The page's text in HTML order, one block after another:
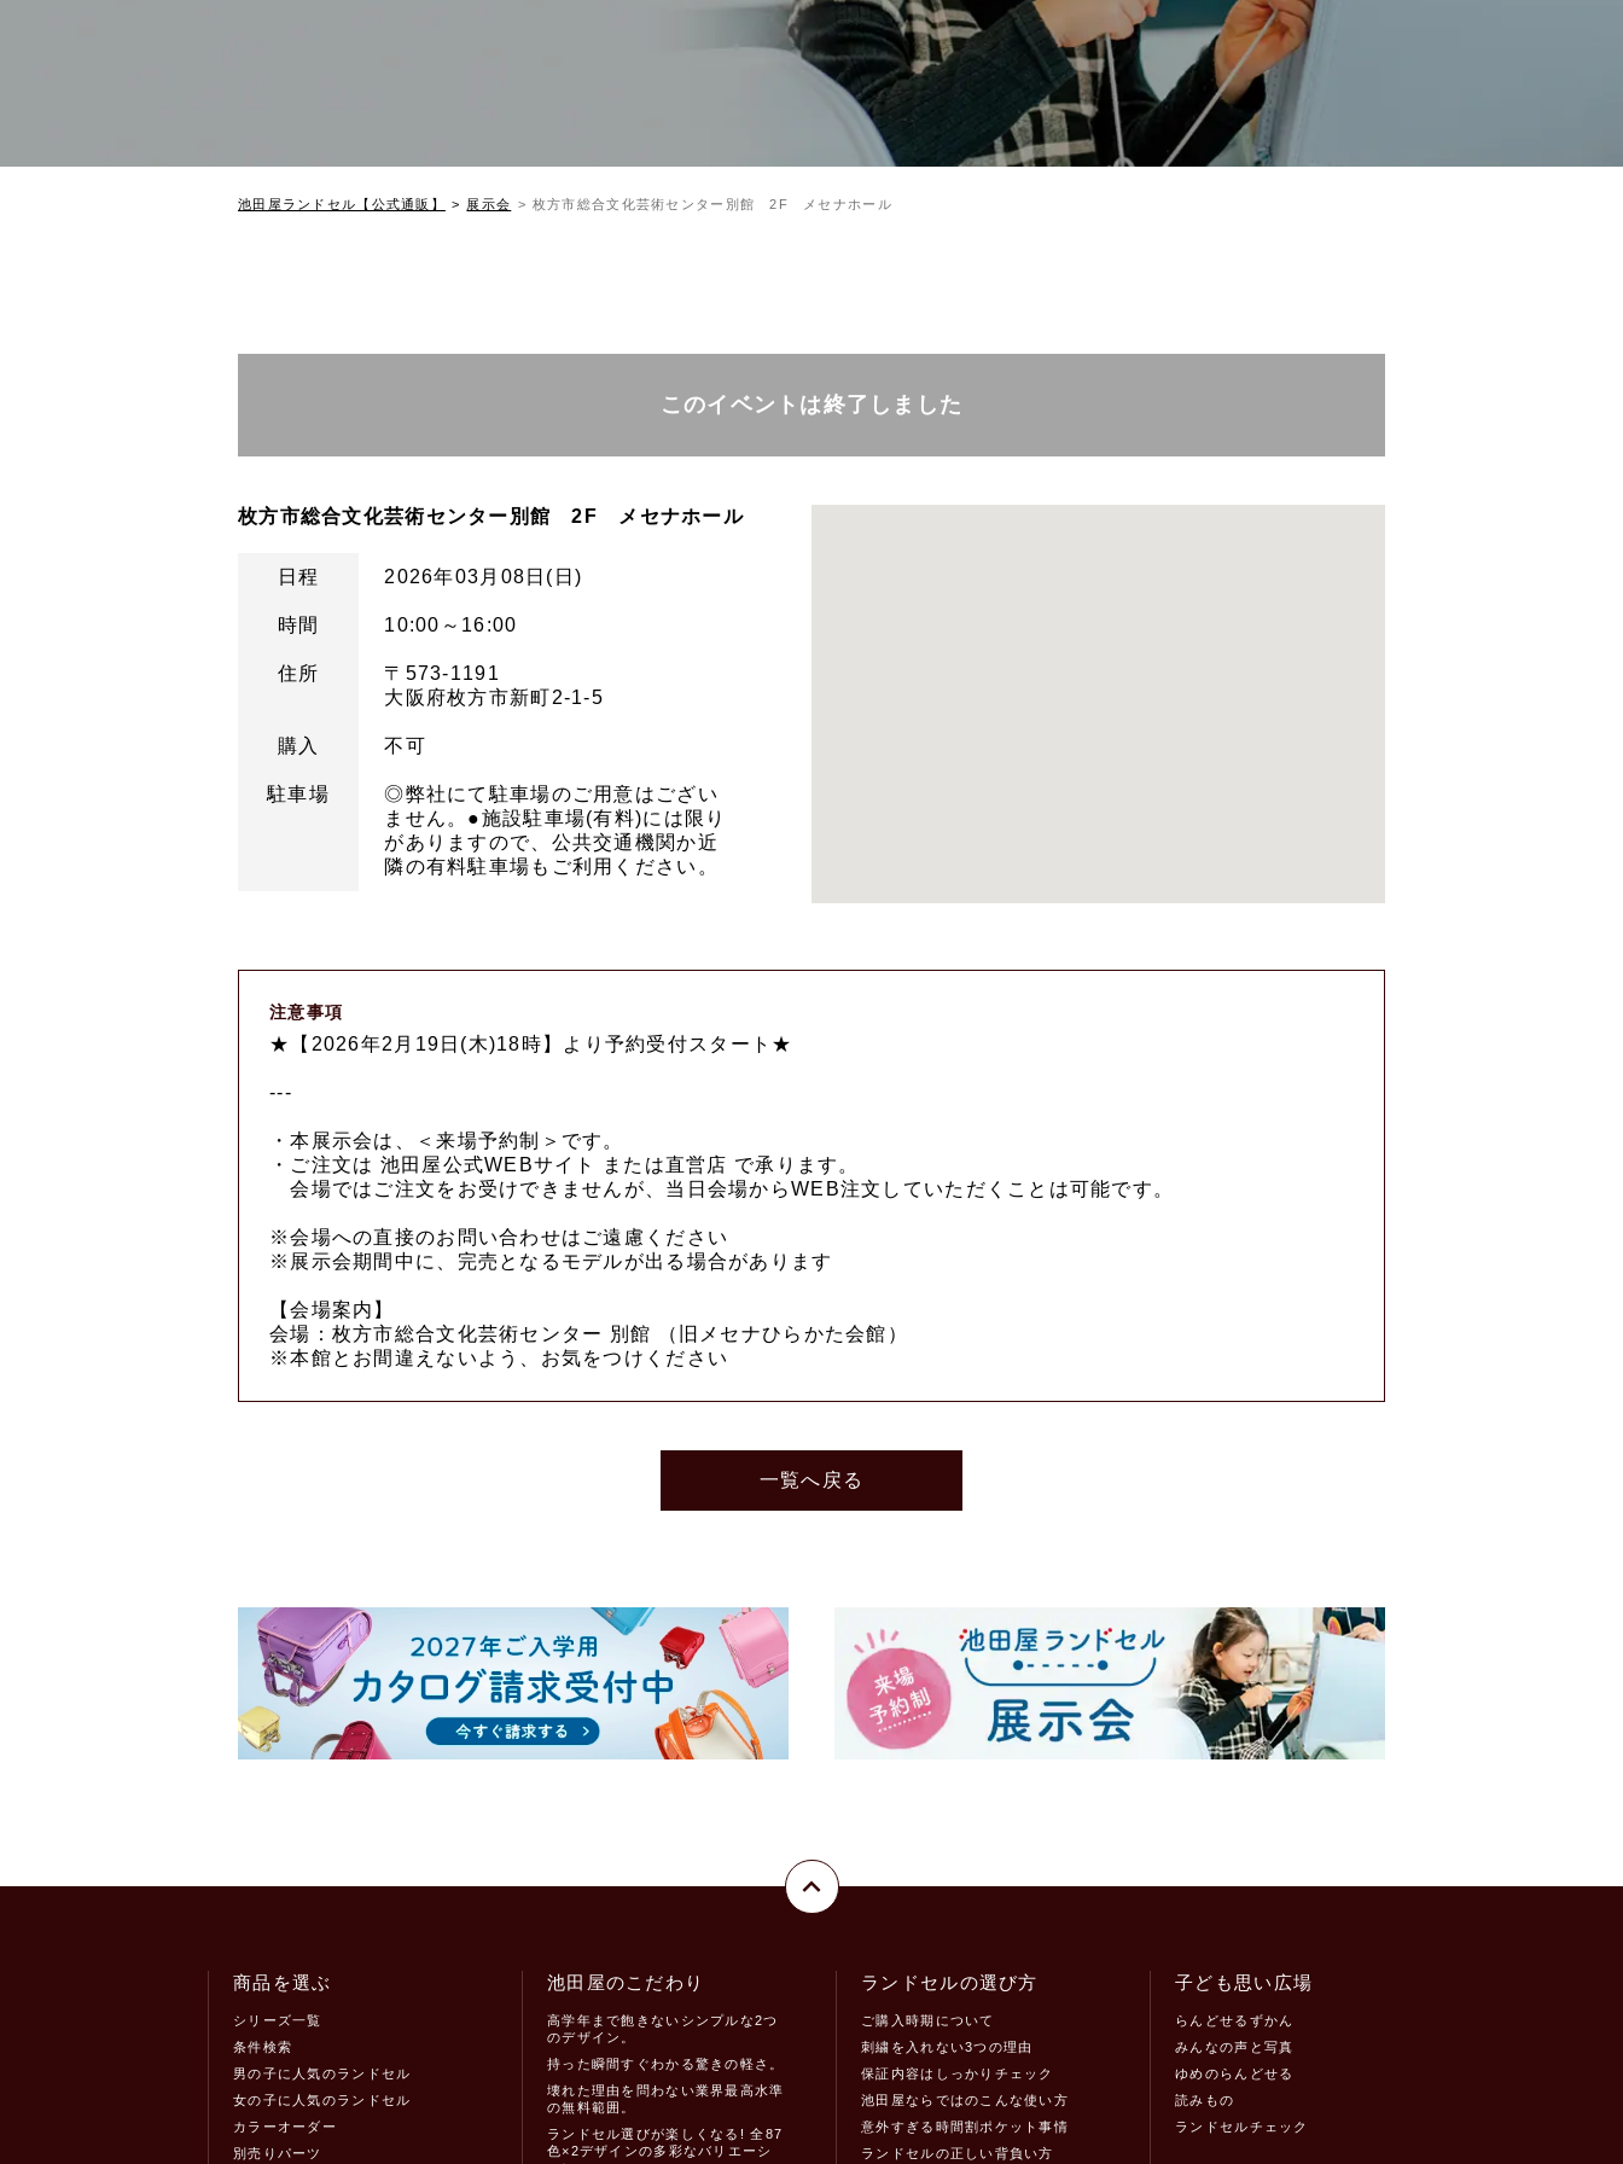
池田屋ランドセル【公式通販】 展示会 枚方市総合文化芸術センター別館 2F メセナホール
このイベントは終了しました
枚方市総合文化芸術センター別館 2F メセナホール
日程 2026年03月08日(日)
時間 10:00～16:00
住所
〒573-1191
大阪府枚方市新町2-1-5
購入 不可
駐車場
◎弊社にて駐車場のご用意はござい
ません。●施設駐車場(有料)には限り
がありますので、公共交通機関か近
隣の有料駐車場もご利用ください。
注意事項
★【2026年2月19日(木)18時】より予約受付スタート★
---
・本展示会は、＜来場予約制＞です。
・ご注文は 池田屋公式WEBサイト または直営店 で承ります。
会場ではご注文をお受けできませんが、当日会場からWEB注文していただくことは可能です。
※会場への直接のお問い合わせはご遠慮ください
※展示会期間中に、完売となるモデルが出る場合があります
【会場案内】
会場：枚方市総合文化芸術センター 別館 （旧メセナひらかた会館）
※本館とお間違えないよう、お気をつけください
一覧へ戻る
商品を選ぶ
シリーズ一覧
条件検索
男の子に人気のランドセル
女の子に人気のランドセル
カラーオーダー
別売りパーツ
池田屋のこだわり
高学年まで飽きないシンプルな2つ
のデザイン。
持った瞬間すぐわかる驚きの軽さ。
壊れた理由を問わない業界最高水準
の無料範囲。
ランドセル選びが楽しくなる! 全87
色×2デザインの多彩なバリエーシ
ランドセルの選び方
ご購入時期について
刺繍を入れない3つの理由
保証内容はしっかりチェック
池田屋ならではのこんな使い方
意外すぎる時間割ポケット事情
ランドセルの正しい背負い方
子ども思い広場
らんどせるずかん
みんなの声と写真
ゆめのらんどせる
読みもの
ランドセルチェック